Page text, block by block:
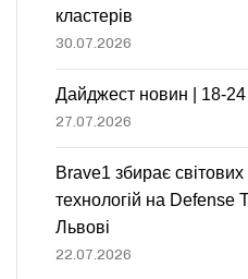
кластерів
30.07.2026
Дайджест новин | 18-
27.07.2026
Brave1 збирає
технологій на Defense
Львові
22.07.2026